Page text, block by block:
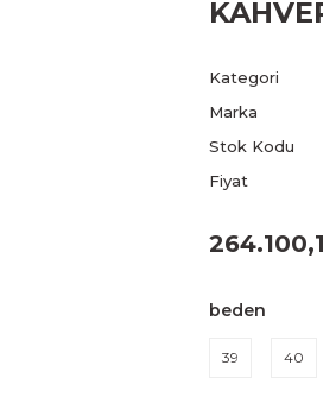
Kategori
Marka
Stok Kodu
Fiyat
beden
39 40